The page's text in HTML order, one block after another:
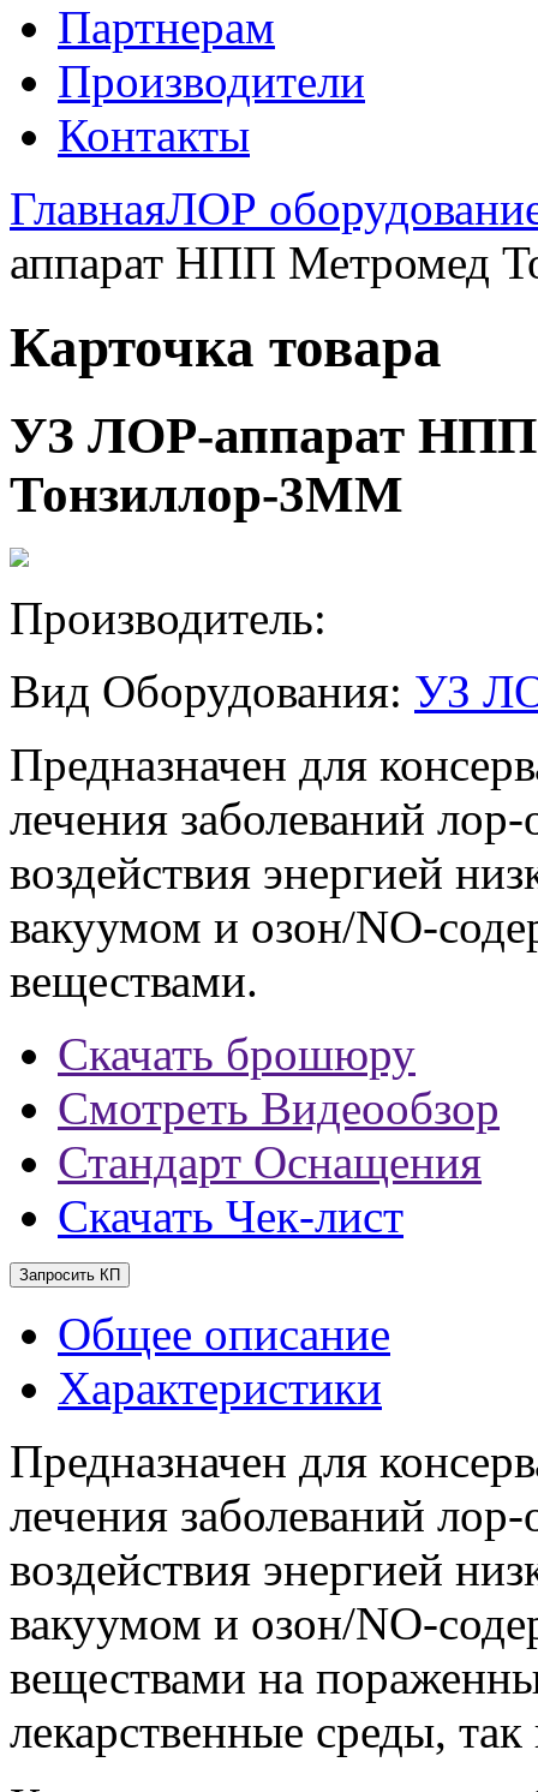
Партнерам
Производители
Контакты
ГлавнаяЛОР
аппарат НПП Метромед
Карточка товара
УЗ ЛОР-аппарат
Тонзиллор-3ММ
Производитель:
Вид Оборудования: УЗ
Предназначен для
лечения заболеваний
воздействия энергией
вакуумом и озон/NO-
веществами.
Скачать брошюру
Смотреть Видеообзор
Стандарт Оснащения
Скачать Чек-лист
Запросить КП
Общее описание
Характеристики
Предназначен для
лечения заболеваний
воздействия энергией
вакуумом и озон/NO-
веществами на
лекарственные среды,